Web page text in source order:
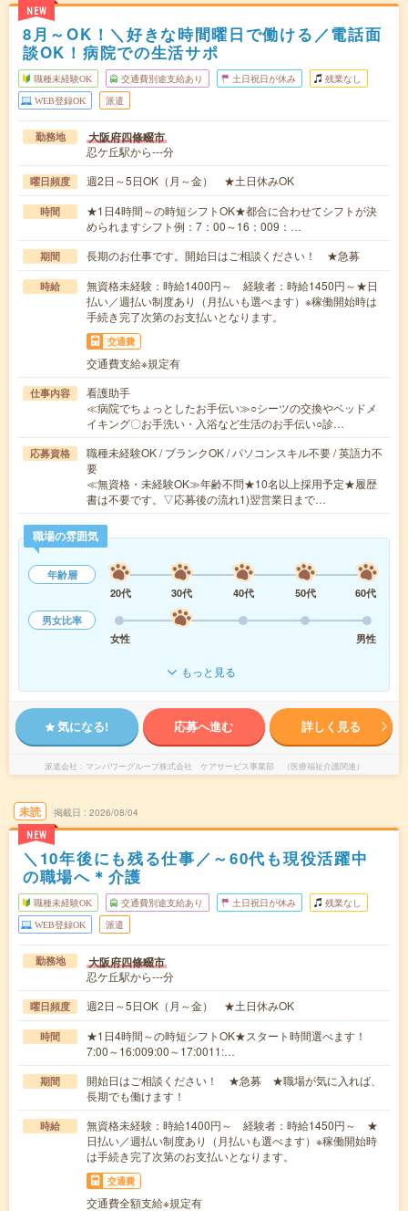
NEW
8月～OK！＼好きな時間曜日で働ける／電話面
談OK！病院での生活サポ
職種未経験OK 交通費別途支給あり 土日祝日が休み 残業なし
WEB登録OK 派遣
勤務地 大阪府四條畷市
忍ケ丘駅から---分
曜日頻度 週2日～5日OK（月～金） ★土日休みOK
時間
★1日4時間～の時短シフトOK★都合に合わせてシフトが決
められますシフト例：7：00～16：009：…
期間 長期のお仕事です。開始日はご相談ください！ ★急募
時給
無資格未経験：時給1400円～ 経験者：時給1450円～★日
払い／週払い制度あり（月払いも選べます）※稼働開始時は
手続き完了次第のお支払いとなります。
交通費
交通費支給※規定有
仕事内容
看護助手
≪病院でちょっとしたお手伝い≫○シーツの交換やベッドメ
イキング〇お手洗い・入浴など生活のお手伝い○診…
応募資格
職種未経験OK / ブランクOK / パソコンスキル不要 / 英語力不
要
≪無資格・未経験OK≫年齢不問★10名以上採用予定★履歴
書は不要です。▽応募後の流れ1)翌営業日まで…
職場の雰囲気
年齢層
20代
30代 40代 50代
60代
男女比率
女性
男性
もっと見る
気になる! 応募へ進む 詳しく見る
派遣会社 マンパワーグループ株式会社 ケアサービス事業部 （医療福祉介護関連）
未読
NEW
掲載日 2026/08/04
＼10年後にも残る仕事／～60代も現役活躍中
の職場へ＊介護
職種未経験OK 交通費別途支給あり 土日祝日が休み 残業なし
WEB登録OK 派遣
勤務地 大阪府四條畷市
忍ケ丘駅から---分
曜日頻度 週2日～5日OK（月～金） ★土日休みOK
時間
★1日4時間～の時短シフトOK★スタート時間選べます！
7:00～16:009:00～17:0011:…
期間
開始日はご相談ください！ ★急募 ★職場が気に入れば、
長期でも働けます！
時給
無資格未経験：時給1400円～ 経験者：時給1450円～ ★
日払い／週払い制度あり（月払いも選べます）※稼働開始時
は手続き完了次第のお支払いとなります。
交通費
交通費全額支給※規定有